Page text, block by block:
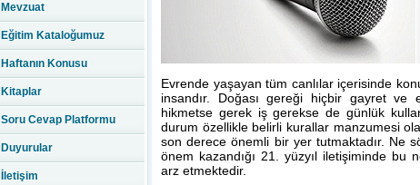
Mevzuat
Eğitim Kataloğumuz
Haftanın Konusu
Kitaplar
Soru Cevap Platformu
Duyurular
İletişim
Evrende yaşayan tüm canlılar içerisinde
insandır. Doğası gereği hiçbir gayret
hikmetse gerek iş gerekse de günlük
durum özellikle belirli kurallar manzumesi
son derece önemli bir yer tutmaktadır. Ne
önem kazandığı 21. yüzyıl iletişiminde bu
arz etmektedir.